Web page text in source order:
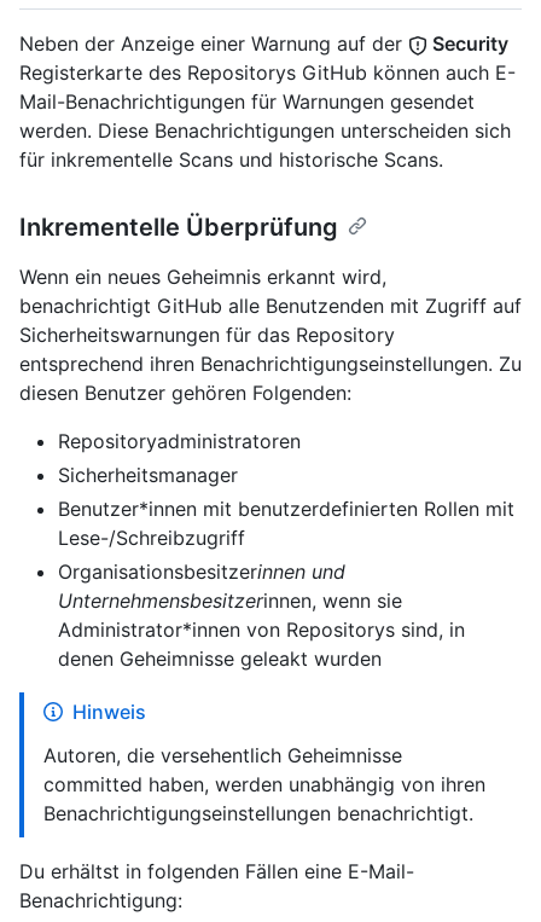
Neben der Anzeige einer Warnung auf der
Security
Registerkarte des Repositorys GitHub können auch E-
Mail-Benachrichtigungen für Warnungen gesendet
werden. Diese Benachrichtigungen unterscheiden sich
für inkrementelle Scans und historische Scans.
Inkrementelle Überprüfung
Wenn ein neues Geheimnis erkannt wird,
benachrichtigt GitHub alle Benutzenden mit Zugriff auf
Sicherheitswarnungen für das Repository
entsprechend ihren Benachrichtigungseinstellungen. Zu
diesen Benutzer gehören Folgenden:
Repositoryadministratoren
Sicherheitsmanager
Benutzer*innen mit benutzerdefinierten Rollen mit
Lese-/Schreibzugriff
Organisationsbesitzerinnen und
Unternehmensbesitzerinnen, wenn sie
Administrator*innen von Repositorys sind, in
denen Geheimnisse geleakt wurden
Hinweis
Autoren, die versehentlich Geheimnisse
committed haben, werden unabhängig von ihren
Benachrichtigungseinstellungen benachrichtigt.
Du erhältst in folgenden Fällen eine E-Mail-
Benachrichtigung: